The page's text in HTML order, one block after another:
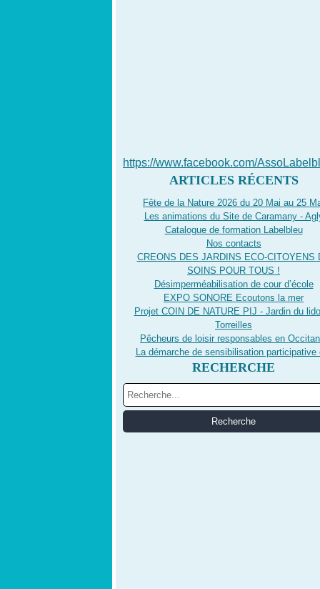
https://www.facebook.com/
ARTICLES RÉCENTS
Fête de la Nature 2026 du 20 Mai au 25
Les animations du Site de Caramany -
Catalogue de formation Labelbleu
Nos contacts
CREONS DES JARDINS ECO-CITOYENS
SOINS POUR TOUS !
Désimperméabilisation de cour d’école
EXPO SONORE Ecoutons la mer
Projet COIN DE NATURE PIJ - Jardin du
Torreilles
Pêcheurs de loisir responsables en
La démarche de sensibilisation participative
RECHERCHE